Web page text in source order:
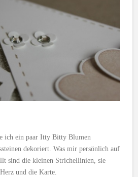
ich ein paar Itty Bitty Blumen
dekoriert. Was mir persönlich auf
sind die kleinen Strichellinien, sie
und die Karte.